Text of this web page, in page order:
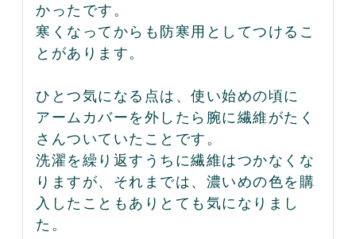
かったです。
寒くなってからも防寒用としてつけるこ
とがあります。
ひとつ気になる点は、使い始めの頃に
アームカバーを外したら腕に繊維がたく
さんついていたことです。
洗濯を繰り返すうちに繊維はつかなくな
りますが、それまでは、濃いめの色を購
入したこともありとても気になりまし
た。